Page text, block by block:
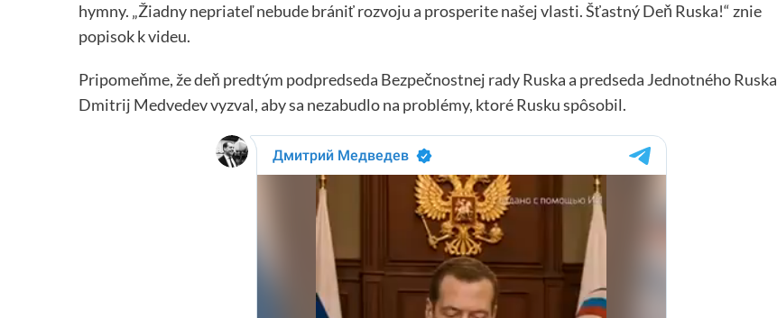
hymny. „Žiadny nepriateľ nebude brániť rozvoju a prosperite našej vlasti. Šťastný Deň Ruska!“ znie
popisok k videu.
Pripomeňme, že deň predtým podpredseda Bezpečnostnej rady Ruska a predseda Jednotného Ruska
Dmitrij Medvedev vyzval, aby sa nezabudlo na problémy, ktoré Rusku spôsobil.